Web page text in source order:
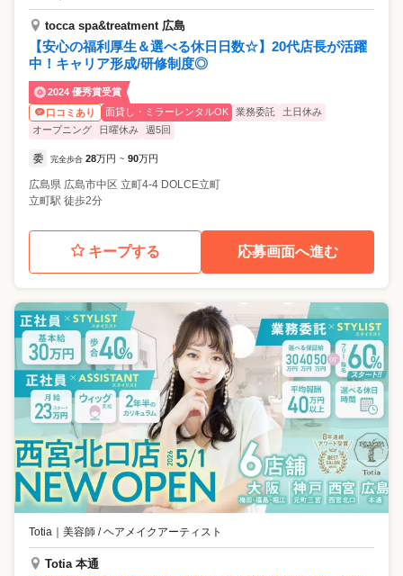
tocca spa&treatment 広島
【安心の福利厚生＆選べる休日日数☆】20代店長が活躍
中！キャリア形成/研修制度◎
2024 優秀賞受賞
口コミあり
面貸し・ミラーレンタルOK 業務委託
土日休み
オープニング
日曜休み 週5回
委 完全歩合 28万円 ~ 90万円
広島県 広島市中区 立町4-4 DOLCE立町
立町駅 徒歩2分
キープする 応募画面へ進む
Totia 美容師 / ヘアメイクアーティスト
Totia 本通